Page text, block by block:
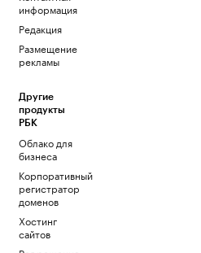
информация
Редакция
Размещение
рекламы
Другие
продукты
РБК
Облако для
бизнеса
Корпоративный
регистратор
доменов
Хостинг
сайтов